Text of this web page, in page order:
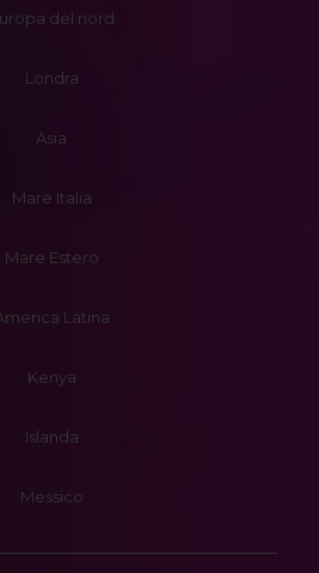
del nord
Londra
Asia
Mare Italia
Mare Estero
Latina
Kenya
Islanda
Messico